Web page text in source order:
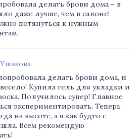
делать брови дома – в
даже лучше, чем в салоне!
потянуться к нужным
делать брови дома, и
Купила гель для укладки и
Получилось супер! Главное
экспериментировать. Теперь
на высоте, а я как будто с
Всем рекомендую